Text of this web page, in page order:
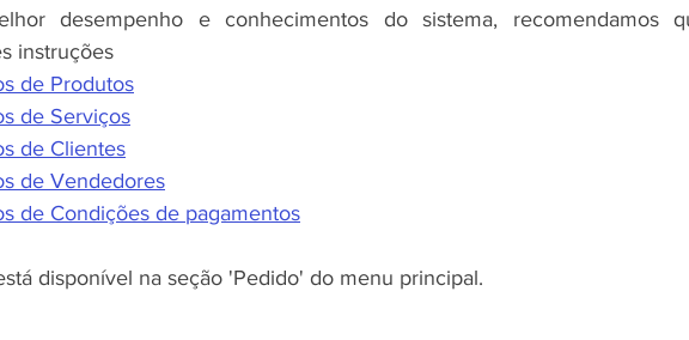
desempenho e conhecimentos do sistema, recomendamos
instruções
de Produtos
de Serviços
de Clientes
de Vendedores
de Condições de pagamentos
disponível na seção 'Pedido' do menu principal.